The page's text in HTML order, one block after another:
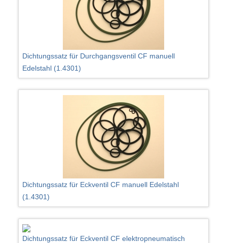
Dichtungssatz für Durchgangsventil CF manuell
Edelstahl (1.4301)
Dichtungssatz für Eckventil CF manuell Edelstahl
(1.4301)
Dichtungssatz für Eckventil CF elektropneumatisch